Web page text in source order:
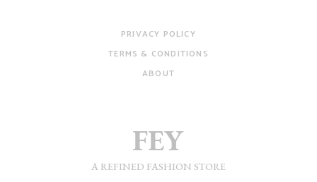
PRIVACY POLICY
TERMS & CONDITIONS
ABOUT
A REFINED FASHION STORE